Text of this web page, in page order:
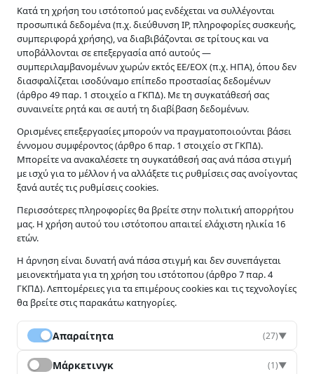
Τρόποι Πληρωμής
Τρόποι Αποστολής
Πολιτική Επιστροφών
Εταιρεία
Αγρογεωπονική Κρήτης
Αριθμός Γ.Ε.ΜΗ. 114514627000
Χρήσιμα
Επικοινωνία
Όροι Χρήσης
Πολιτική Απορρήτου
Οικονομικά Στοιχεία
Μέθοδοι Πληρωμής
Κατά τη χρήση του ιστότοπού μας ενδέχεται να συλλέγονται
προσωπικά δεδομένα (π.χ. διεύθυνση IP, πληροφορίες συσκευής,
συμπεριφορά χρήσης), να διαβιβάζονται σε τρίτους και να
υποβάλλονται σε επεξεργασία από αυτούς —
συμπεριλαμβανομένων χωρών εκτός ΕΕ/ΕΟΧ (π.χ. ΗΠΑ), όπου δεν
διασφαλίζεται ισοδύναμο επίπεδο προστασίας δεδομένων
(άρθρο 49 παρ. 1 στοιχείο α ΓΚΠΔ). Με τη συγκατάθεσή σας
συναινείτε ρητά και σε αυτή τη διαβίβαση δεδομένων.
Ορισμένες επεξεργασίες μπορούν να πραγματοποιούνται βάσει
έννομου συμφέροντος (άρθρο 6 παρ. 1 στοιχείο στ ΓΚΠΔ).
Μπορείτε να ανακαλέσετε τη συγκατάθεσή σας ανά πάσα στιγμή
με ισχύ για το μέλλον ή να αλλάξετε τις ρυθμίσεις σας ανοίγοντας
ξανά αυτές τις ρυθμίσεις cookies.
Περισσότερες πληροφορίες θα βρείτε στην πολιτική απορρήτου
μας. Η χρήση αυτού του ιστότοπου απαιτεί ελάχιστη ηλικία 16
ετών.
Η άρνηση είναι δυνατή ανά πάσα στιγμή και δεν συνεπάγεται
μειονεκτήματα για τη χρήση του ιστότοπου (άρθρο 7 παρ. 4
ΓΚΠΔ). Λεπτομέρειες για τα επιμέρους cookies και τις τεχνολογίες
θα βρείτε στις παρακάτω κατηγορίες.
Απαραίτητα (27)▼
Μάρκετινγκ (1)▼